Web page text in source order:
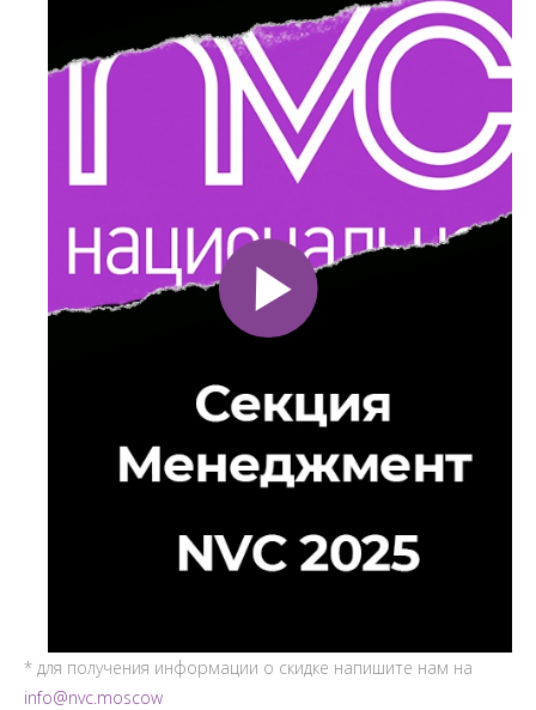
* для получения информации о скидке напишите нам на
info@nvc.moscow